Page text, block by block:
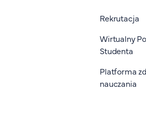
Stopka I
Rekrutacja
Wirtualny
Studenta
Platforma
nauczania